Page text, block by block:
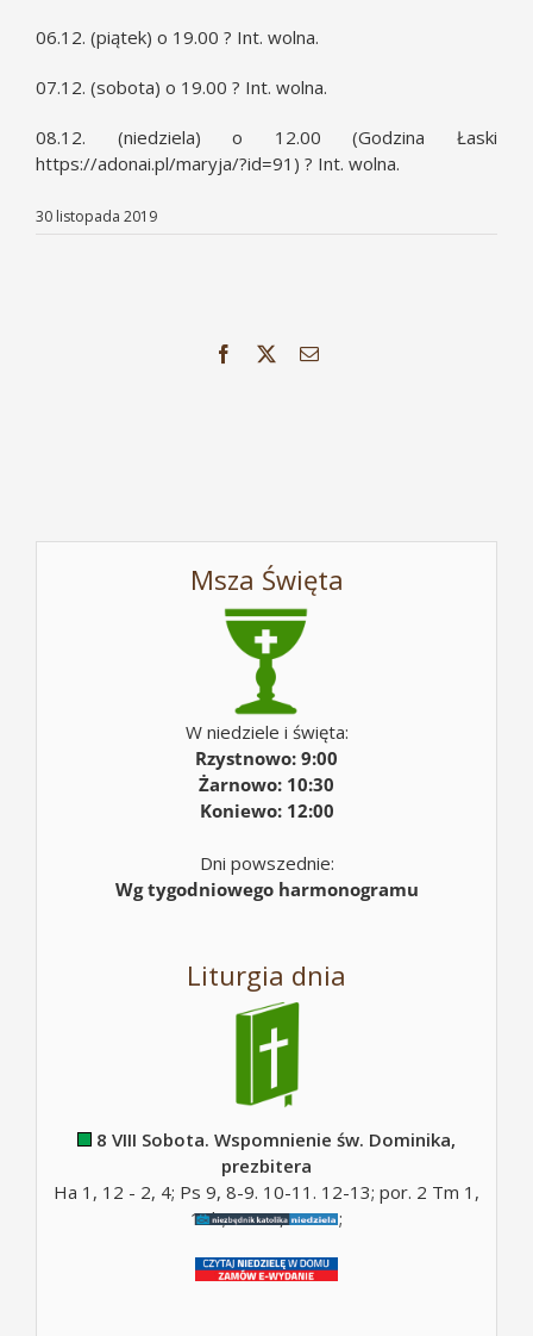
06.12. (piątek) o 19.00 ? Int. wolna.
07.12. (sobota) o 19.00 ? Int. wolna.
08.12. (niedziela) o 12.00 (Godzina Łaski
https://adonai.pl/maryja/?id=91 ) ? Int. wolna.
30 listopada 2019
Facebook Email
Msza Święta
W niedziele i święta:
Rzystnowo: 9:00
Żarnowo: 10:30
Koniewo: 12:00
Dni powszednie:
Wg tygodniowego harmonogramu
Liturgia dnia
8 VIII Sobota. Wspomnienie św. Dominika,
prezbitera
Ha 1, 12 - 2, 4; Ps 9, 8-9. 10-11. 12-13; por. 2 Tm 1,
10b; Mt 17, 14-20;